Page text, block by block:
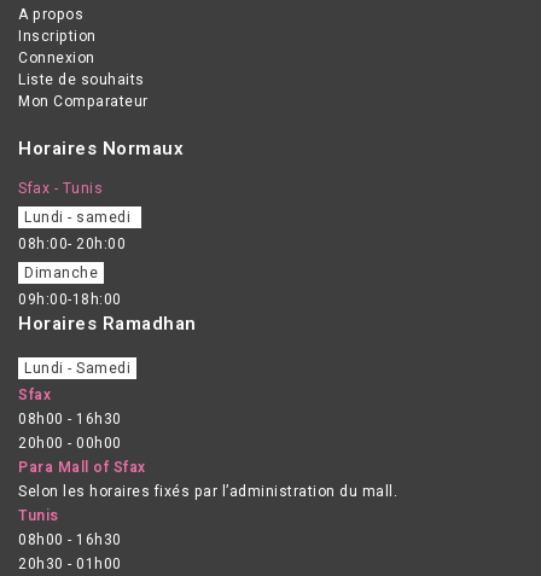
A propos
Inscription
Connexion
Liste de souhaits
Mon Comparateur
Horaires Normaux
Sfax - Tunis
Lundi - samedi
08h:00- 20h:00
Dimanche
09h:00-18h:00
Horaires Ramadhan
Lundi - Samedi
Sfax
08h00 - 16h30
20h00 - 00h00
Para Mall of Sfax
Selon les horaires fixés par l’administration du mall.
Tunis
08h00 - 16h30
20h30 - 01h00